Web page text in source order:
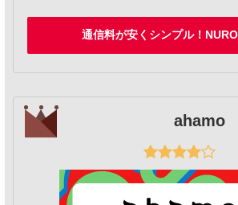
通信料が安くシンプル！
ahamo